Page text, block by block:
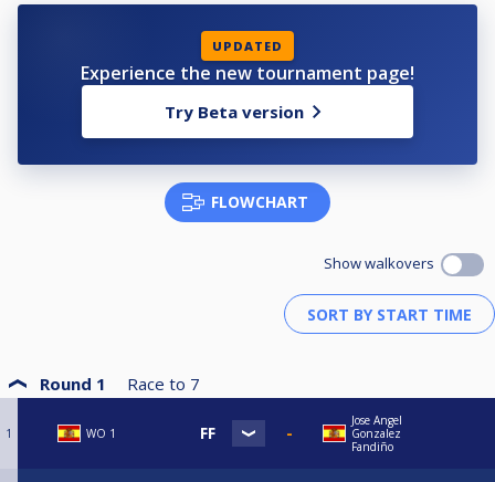
UPDATED
Experience the new tournament page!
Try Beta version
FLOWCHART
Show walkovers
Round 1 Race to 7
1 WO 1
Jose Angel
Gonzalez
Fandiño